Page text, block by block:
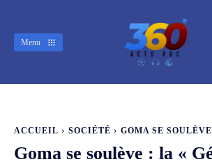
Menu
ACCUEIL SOCIÉTÉ GOMA SE
Goma se soulève : la «